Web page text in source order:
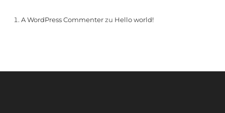
A WordPress Commenterzu Hello world!